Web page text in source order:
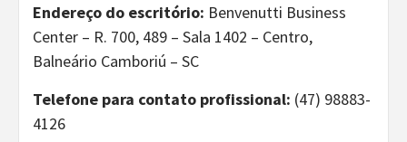
Endereço do escritório: Benvenutti Business
Center – R. 700, 489 – Sala 1402 – Centro,
Balneário Camboriú – SC
Telefone para contato profissional: (47) 98883-
4126